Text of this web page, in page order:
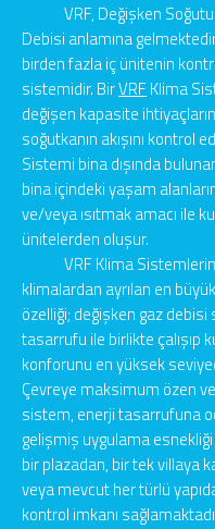
VRF, Değişken
Debisi anlamına
birden fazla iç ünitenin
sistemidir. BirVRFKlima
değişen kapasite
soğutkanın akışını kontrol
Sistemi bina dışında
bina içindeki yaşam
ve/veya ısıtmak amacı ile
ünitelerden oluşur.
VRF Klima
klimalardan ayrılan en büyük
özelliği; değişken gaz
tasarrufu ile birlikte çalışıp
konforunu en yüksek
Çevreye maksimum özen
sistem, enerji tasarrufuna
gelişmiş uygulama esnekliği
bir plazadan, bir tek villaya
veya mevcut her türlü
kontrol imkanı